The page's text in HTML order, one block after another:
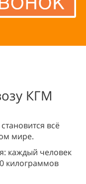
КГМ
становится всё
мире.
каждый человек
килограммов